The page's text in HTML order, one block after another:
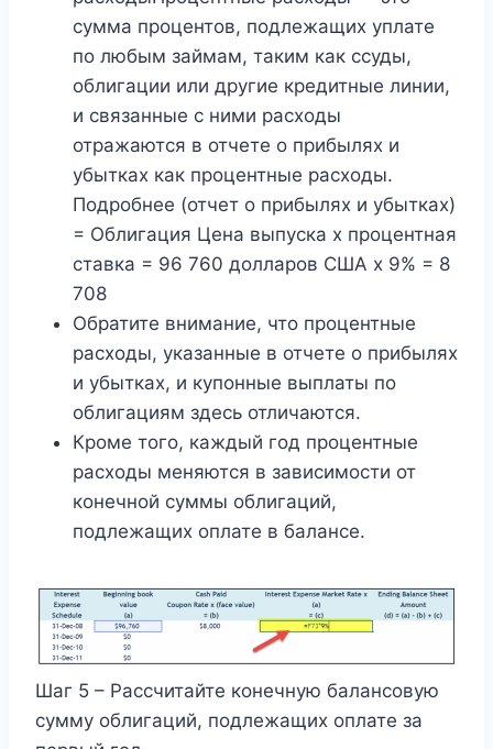
сумма процентов, подлежащих уплате
по любым займам, таким как ссуды,
облигации или другие кредитные линии,
и связанные с ними расходы
отражаются в отчете о прибылях и
убытках как процентные расходы.
Подробнее (отчет о прибылях и убытках)
= Облигация Цена выпуска x процентная
ставка = 96 760 долларов США x 9% = 8
708
Обратите внимание, что процентные
расходы, указанные в отчете о прибылях
и убытках, и купонные выплаты по
облигациям здесь отличаются.
Кроме того, каждый год процентные
расходы меняются в зависимости от
конечной суммы облигаций,
подлежащих оплате в балансе.
Шаг 5 – Рассчитайте конечную балансовую
сумму облигаций, подлежащих оплате за